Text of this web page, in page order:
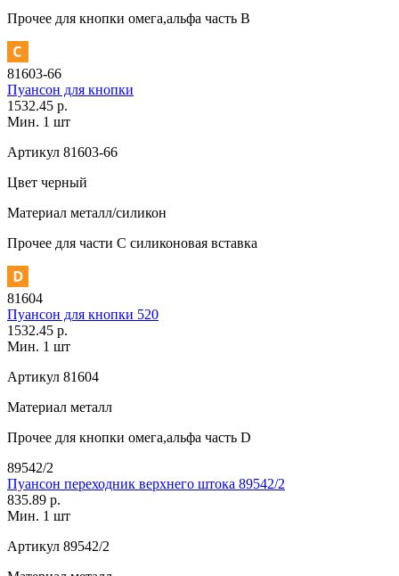
Прочее для кнопки омега,альфа часть В
81603-66
Пуансон для кнопки
1532.45 р.
Мин. 1 шт
Артикул 81603-66
Цвет черный
Материал металл/силикон
Прочее для части C силиконовая вставка
81604
Пуансон для кнопки 520
1532.45 р.
Мин. 1 шт
Артикул 81604
Материал металл
Прочее для кнопки омега,альфа часть D
89542/2
Пуансон переходник верхнего штока 89542/2
835.89 р.
Мин. 1 шт
Артикул 89542/2